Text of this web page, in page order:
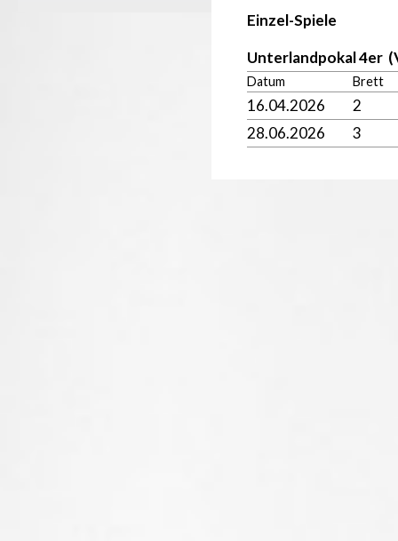
Einzel-Spiele
Unterlandpokal 4er
Datum Brett
16.04.2026
2
28.06.2026
3